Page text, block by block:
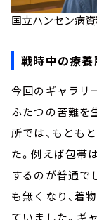
国立ハンセン病
戦時中の療養
今回のギャラリ
ふたつの苦難を
所では、もとも
た。例えば包帯
するのが普通で
も無くなり、着
ていました。ギ